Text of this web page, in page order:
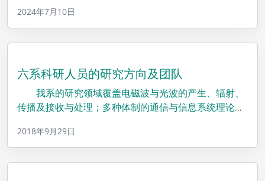
2024年7月10日
六系科研人员的研究方向及团队
我系的研究领域覆盖电磁波与光波的产生、辐射、
传播及接收与处理；多种体制的通信与信息系统理论与
2018年9月29日